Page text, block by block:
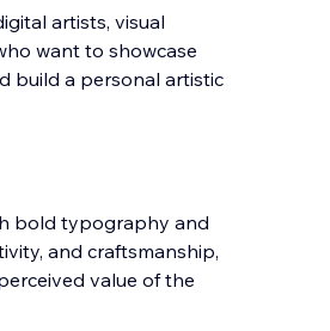
artists, visual
want to showcase
build a personal artistic
bold typography and
and craftsmanship,
value of the